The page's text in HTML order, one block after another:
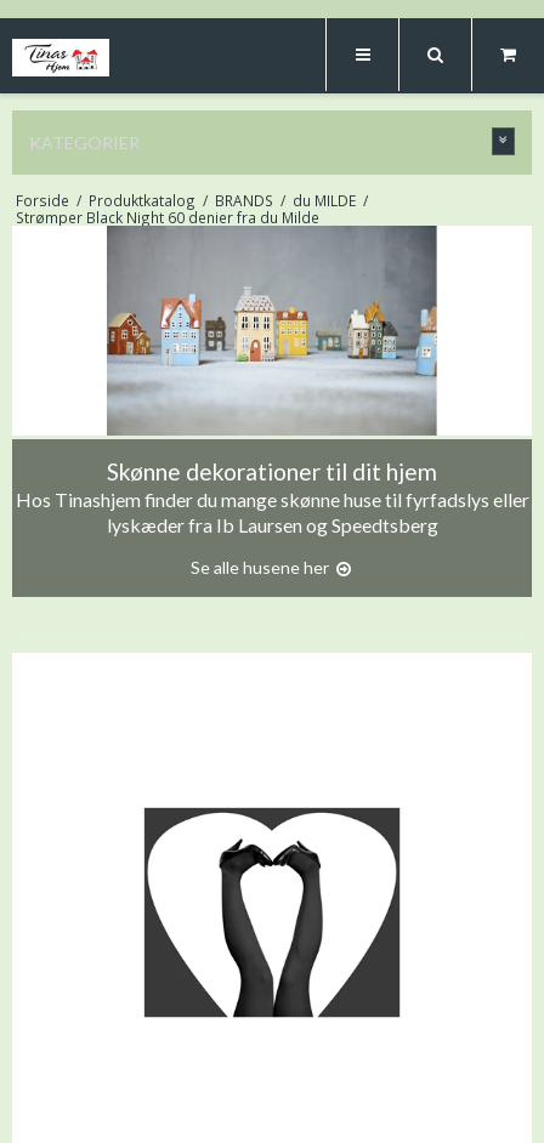
KATEGORIER
Forside / Produktkatalog / BRANDS / du MILDE /
Strømper Black Night 60 denier fra du Milde
Skønne dekorationer til dit hjem
Hos Tinashjem finder du mange skønne huse til fyrfadslys eller
lyskæder fra Ib Laursen og Speedtsberg
Se alle husene her